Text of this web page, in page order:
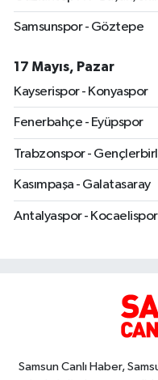
Samsunspor - Göztepe
17 Mayıs, Pazar
Kayserispor - Konyaspor
Fenerbahçe - Eyüpspor
Trabzonspor -
Kasımpaşa - Galatasaray
Antalyaspor - Kocaelispor
Samsun Canlı Haber,